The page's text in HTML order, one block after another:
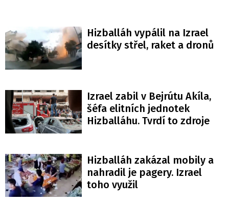
Hizballáh vypálil na Izrael
desítky střel, raket a dronů
Izrael zabil v Bejrútu Akíla,
šéfa elitních jednotek
Hizballáhu. Tvrdí to zdroje
Hizballáh zakázal mobily a
nahradil je pagery. Izrael
toho využil